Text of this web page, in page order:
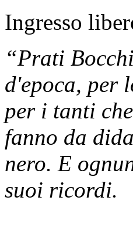
Ingresso
“Prati
d'epoca, per
per i tanti
fanno da
nero. E
suoi ricordi.